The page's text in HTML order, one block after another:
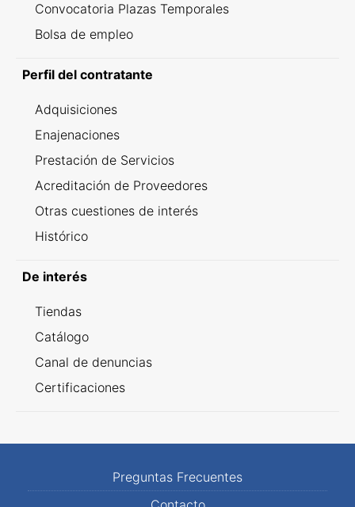
Convocatoria Plazas Temporales
Bolsa de empleo
Perfil del contratante
Adquisiciones
Enajenaciones
Prestación de Servicios
Acreditación de Proveedores
Otras cuestiones de interés
Histórico
De interés
Tiendas
Catálogo
Canal de denuncias
Certificaciones
Preguntas Frecuentes